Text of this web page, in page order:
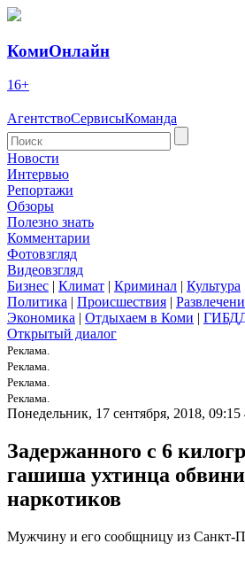
КомиОнлайн
16+
АгентствоСервисыКоманда
Новости
Интервью
Репортажи
Обзоры
Полезно знать
Комментарии
Фотовзгляд
Видеовзгляд
Бизнес | Климат | Криминал | Культура
Политика | Происшествия |
Экономика | Отдыхаем в Коми |
Открытый диалог
Реклама.
Реклама.
Реклама.
Реклама.
Понедельник, 17 сентября, 2018, 09:15
Задержанного с 6
гашиша ухтинца
наркотиков
Мужчину и его сообщницу из Санкт-